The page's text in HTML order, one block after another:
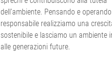
dell'ambiente. Pensando e
responsabile realizziamo una
sostenibile e lasciamo un ambiente
alle generazioni future.